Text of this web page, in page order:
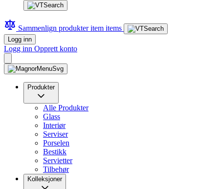
Sammenlign produkteritem items
Logg inn
Logg inn Opprett konto
Produkter
Alle Produkter
Glass
Interiør
Serviser
Porselen
Bestikk
Servietter
Tilbehør
Kolleksjoner